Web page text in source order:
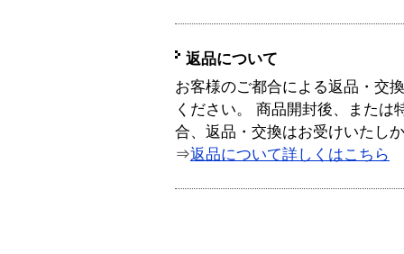
返品について
お客様のご都合による返品・交
ください。 商品開封後、または
合、返品・交換はお受けいたし
⇒返品について詳しくはこちら